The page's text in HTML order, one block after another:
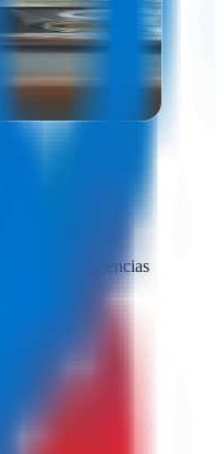
de varias agencias